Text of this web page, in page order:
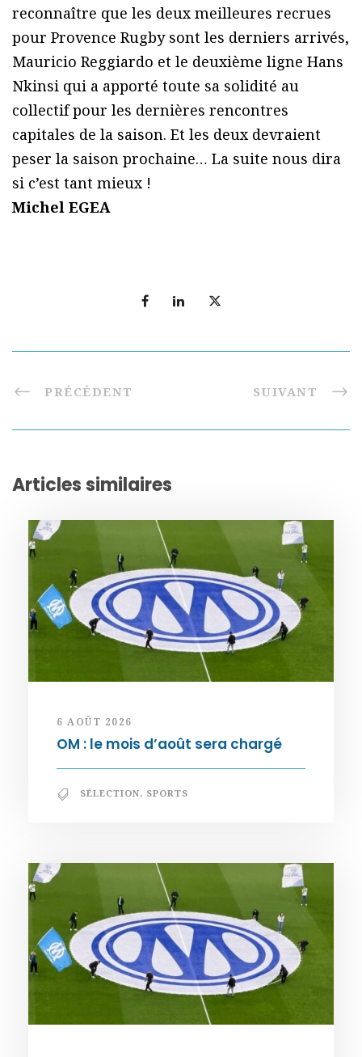
reconnaître que les deux meilleures recrues
pour Provence Rugby sont les derniers arrivés,
Mauricio Reggiardo et le deuxième ligne Hans
Nkinsi qui a apporté toute sa solidité au
collectif pour les dernières rencontres
capitales de la saison. Et les deux devraient
peser la saison prochaine… La suite nous dira
si c’est tant mieux !
Michel EGEA
PRÉCÉDENT SUIVANT
Articles similaires
6 AOÛT 2026
OM : le mois d’août sera chargé
SÉLECTION, SPORTS